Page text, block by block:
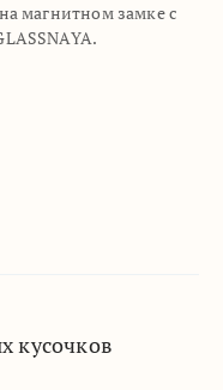
магнитном замке с
кусочков